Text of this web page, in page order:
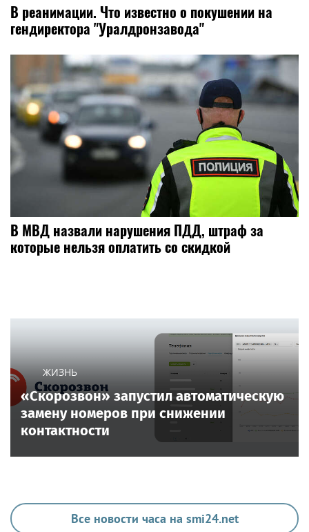
В реанимации. Что известно о покушении на
гендиректора "Уралдронзавода"
В МВД назвали нарушения ПДД, штраф за
которые нельзя оплатить со скидкой
ЖИЗНЬ
«Скорозвон» запустил автоматическую
замену номеров при снижении
контактности
Все новости часа на smi24.net